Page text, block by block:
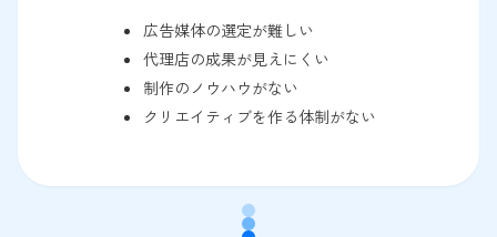
広告媒体の選定が難しい
代理店の成果が見えにくい
制作のノウハウがない
クリエイティブを作る体制がない